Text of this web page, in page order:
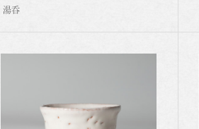
湯呑